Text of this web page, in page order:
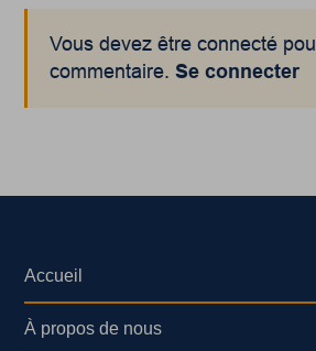
Vous devez être connecté
commentaire.Se connecter
Accueil
À propos de nous